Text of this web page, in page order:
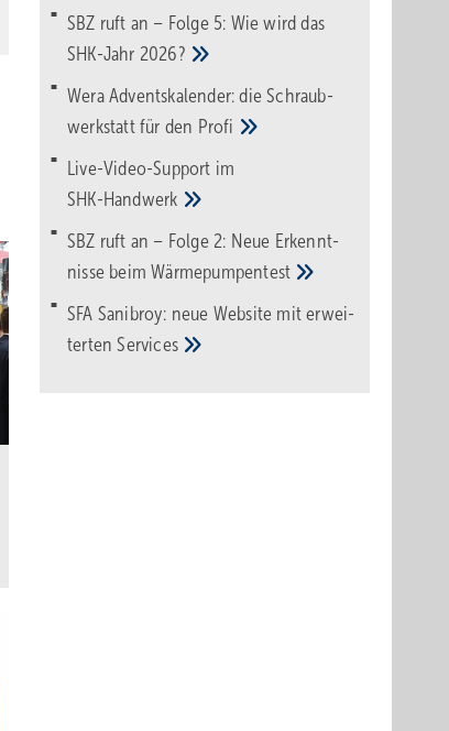
SBZ ruft an – Folge 5: Wie wird das
SHK-Jahr 2026?
Wera Adventskalender: die Schraub­
werk­statt für den Pro­fi
Live-Video-Support im
SHK-Handwerk
SBZ ruft an – Folge 2: Neue Erkennt­
nisse beimWärme­pumpen­test
SFA Sanibroy: neue Web­site mit erwei­
tertenServices